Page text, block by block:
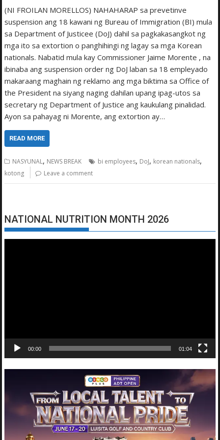
(NI FROILAN MORELLOS) NAHAHARAP sa prevetinve
suspension ang 18 kawani ng Bureau of Immigration (BI) mula
sa Department of Justicee (DoJ) dahil sa pagkakasangkot ng
mga ito sa extortion o panghihingi ng lagay sa mga Korean
nationals. Nabatid mula kay Commissioner Jaime Morente , na
ibinaba ang suspension order ng DoJ laban sa 18 empleyado
makaraang maghain ng reklamo ang mga biktima sa Office of
the President na siyang naging dahilan upang ipag-utos sa
secretary ng Department of Justice ang kaukulang pinalidad.
Ayon sa pahayag ni Morente, ang extortion ay…
READ MORE
NASYUNAL, NEWS BREAK bi employees, DoJ, korean nationals,
kotong Leave a comment
NATIONAL NUTRITION MONTH 2026
00:00 01:04